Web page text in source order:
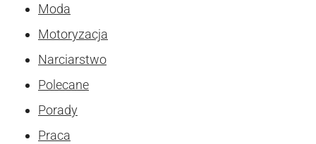
Moda
Motoryzacja
Narciarstwo
Polecane
Porady
Praca